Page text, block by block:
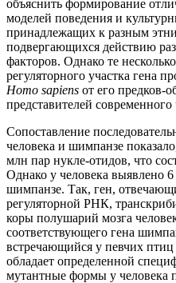
объяснить формирование
моделей поведения и
принадлежащих к разным
подвергающихся действию
факторов. Однако те
регуляторного участка гена
Homo sapiens от его предков-
представителей
Сопоставление
человека и шимпанзе
млн пар нукле-отидов, что
Однако у человека выявлено
шимпанзе. Так, ген,
регуляторной РНК,
коры полушарий мозга
соответствующего гена
встречающийся у певчих
обладает определенной
мутантные формы у человека